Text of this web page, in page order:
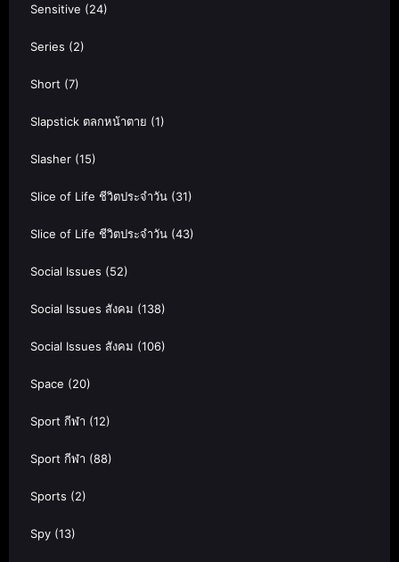
Sensitive (24)
Series (2)
Short (7)
Slapstick ตลกหน้าตาย (1)
Slasher (15)
Slice of Life ชีวิตประจำวัน (31)
Slice of Life ชีวิตประจำวัน (43)
Social Issues (52)
Social Issues สังคม (138)
Social Issues สังคม (106)
Space (20)
Sport กีฬา (12)
Sport กีฬา (88)
Sports (2)
Spy (13)